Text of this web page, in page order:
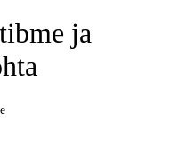
ja